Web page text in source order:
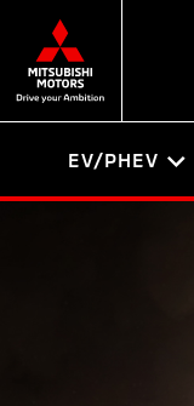
EV/PHEV